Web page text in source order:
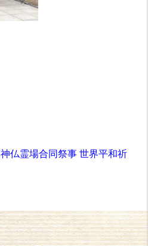
仏霊場合同祭事 世界平和祈